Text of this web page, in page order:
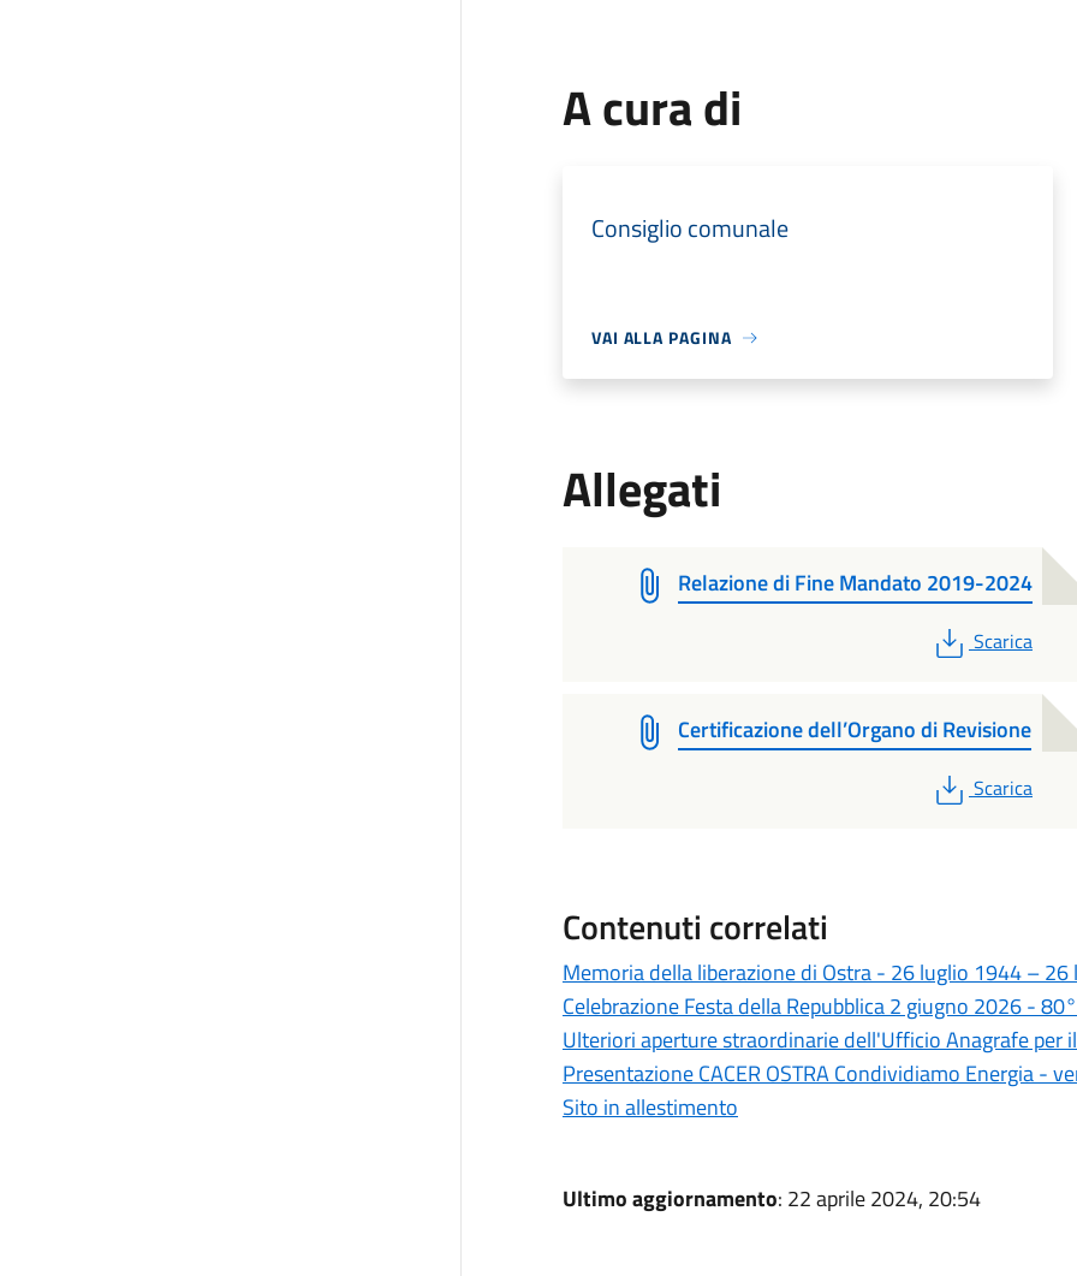
A cura di
Consiglio comunale
VAI ALLA PAGINA
Allegati
Relazione di Fine Mandato 2019-2024
PDF
Scarica
Certificazione dell’Organo di Revisione
PDF
Scarica
Contenuti correlati
Memoria della liberazione di Ostra - 26 luglio 1944 –
Celebrazione Festa della Repubblica 2 giugno 2026 -
Ulteriori aperture straordinarie dell'Ufficio Anagrafe per
Presentazione CACER OSTRA Condividiamo Energia -
Sito in allestimento
Ultimo aggiornamento: 22 aprile 2024, 20:54